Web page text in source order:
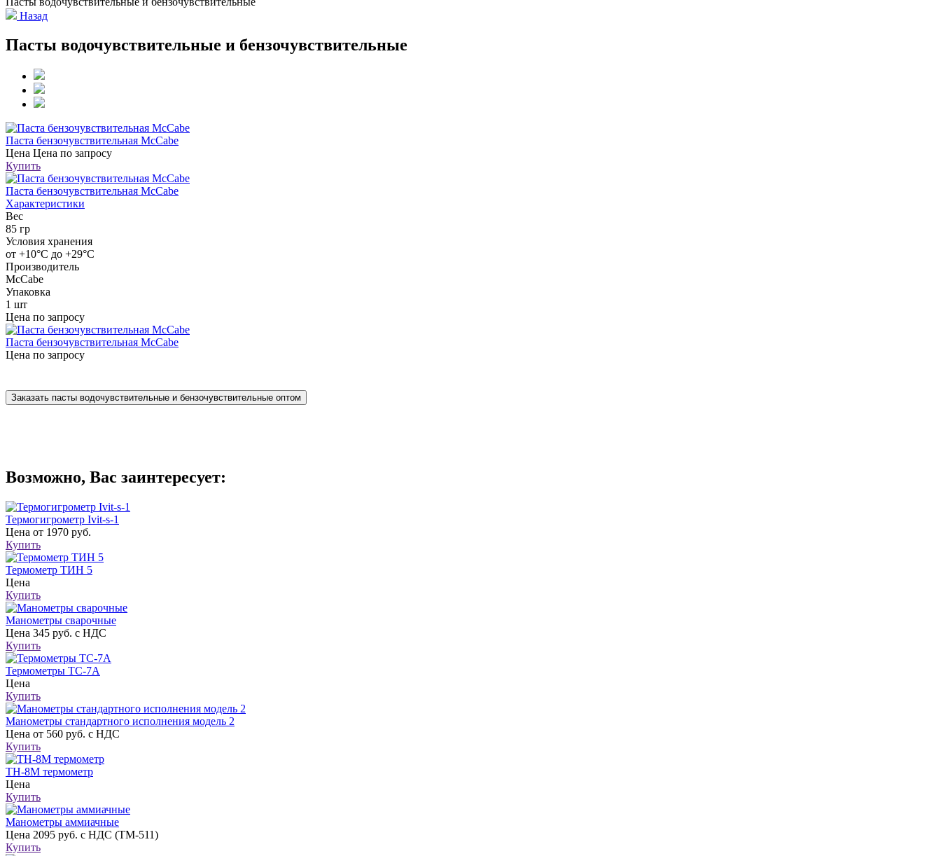
Назад
Пасты водочувствительные и бензочувствительные
Паста бензочувствительная McCabe
Цена Цена по запросу
Купить
Паста бензочувствительная McCabe
Характеристики
Вес
85 гр
Условия хранения
от +10°С до +29°С
Производитель
McCabe
Упаковка
1 шт
Цена по запросу
Паста бензочувствительная McCabe
Цена по запросу
Заказать пасты водочувствительные и бензочувствительные оптом
Возможно, Вас заинтересует:
Термогигрометр Ivit-s-1
Цена от 1970 руб.
Купить
Термометр ТИН 5
Цена
Купить
Манометры сварочные
Цена 345 руб. с НДС
Купить
Термометры ТС-7А
Цена
Купить
Манометры стандартного исполнения модель 2
Цена от 560 руб. с НДС
Купить
ТН-8М термометр
Цена
Купить
Манометры аммиачные
Цена 2095 руб. с НДС (ТМ-511)
Купить